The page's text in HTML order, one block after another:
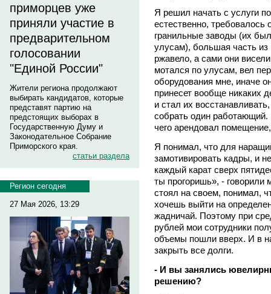
приморцев уже
приняли участие в
предварительном
голосовании
"Единой России"
Жители региона продолжают
выбирать кандидатов, которые
представят партию на
предстоящих выборах в
Государственную Думу и
Законодательное Собрание
Приморского края.
статьи раздела
Регион сегодня
27 Мая 2026, 13:29
Я решил начать с услуги
естественно,
гранильные заводы (их
улусам), большая часть из
ржавело, а сами они
мотался по улусам, вел
оборудования мне, иначе
принесет вообще никаких
и стал их
собрать один
чего арендовал
Я понимал, что для
замотивировать кадры, и
каждый карат сверх
ты прогоришь», - говорили
стоял на своем, понимал,
хочешь выйти на
жадничай. Поэтому при
рублей мои сотрудники
объемы пошли вверх. И в
закрыть все долги.
- И вы занялись
решению?